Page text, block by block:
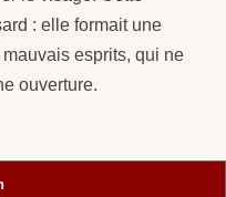
: elle formait une
esprits, qui ne
ouverture.